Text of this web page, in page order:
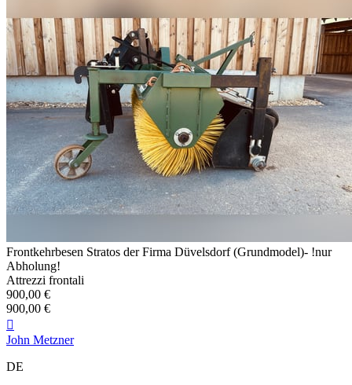
Frontkehrbesen Stratos der Firma Düvelsdorf (Grundmodel)- !nur
Abholung!
Attrezzi frontali
900,00 €
900,00 €

John Metzner
DE